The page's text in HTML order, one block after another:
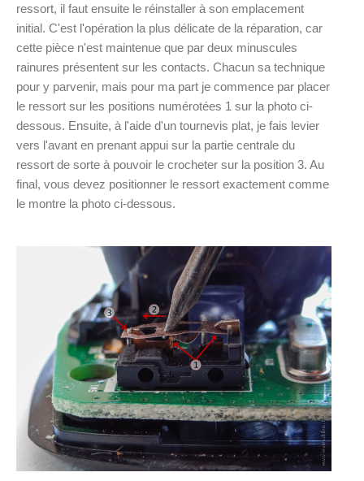
ressort, il faut ensuite le réinstaller à son emplacement
initial. C'est l'opération la plus délicate de la réparation, car
cette pièce n'est maintenue que par deux minuscules
rainures présentent sur les contacts. Chacun sa technique
pour y parvenir, mais pour ma part je commence par placer
le ressort sur les positions numérotées 1 sur la photo ci-
dessous. Ensuite, à l'aide d'un tournevis plat, je fais levier
vers l'avant en prenant appui sur la partie centrale du
ressort de sorte à pouvoir le crocheter sur la position 3. Au
final, vous devez positionner le ressort exactement comme
le montre la photo ci-dessous.